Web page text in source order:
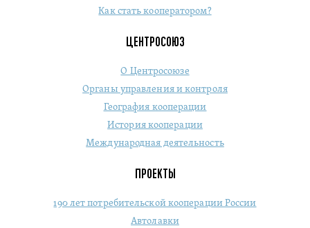
Как стать кооператором?
ЦЕНТРОСОЮЗ
О Центросоюзе
Органы управления и контроля
География кооперации
История кооперации
Международная деятельность
ПРОЕКТЫ
190 лет потребительской кооперации России
Автолавки